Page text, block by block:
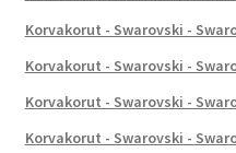
Korvakorut - Swarovski -
Korvakorut - Swarovski -
Korvakorut - Swarovski -
Korvakorut - Swarovski -